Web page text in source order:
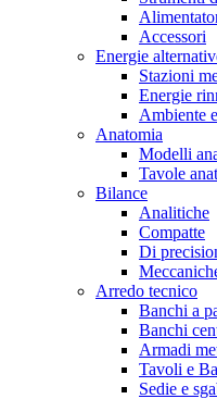
Accessori
Energie
Stazioni
Energie
Ambiente
Anatomia
Modelli
Tavole
Bilance
Analitiche
Compatte
Di
Arredo tecnico
Banchi a
Banchi
Armadi
Tavoli e
Sedie e